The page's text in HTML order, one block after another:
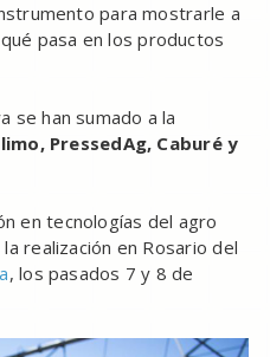
para mostrarle a
pasa en los productos
se han sumado a la
PressedAg, Caburé y
en tecnologías del agro
realización en Rosario del
, los pasados 7 y 8 de